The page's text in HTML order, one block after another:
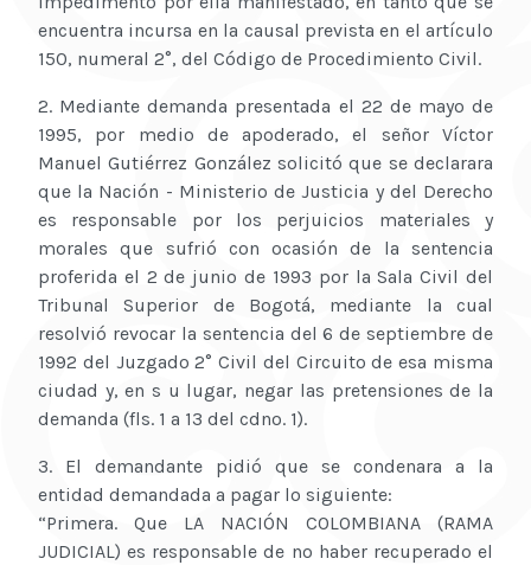
encuentra incursa en la causal prevista en el artículo
150, numeral 2°, del Código de Procedimiento Civil.
2. Mediante demanda presentada el 22 de mayo de
1995, por medio de apoderado, el señor Víctor
Manuel Gutiérrez González solicitó que se declarara
que la Nación - Ministerio de Justicia y del Derecho
es responsable por los perjuicios materiales y
morales que sufrió con ocasión de la sentencia
proferida el 2 de junio de 1993 por la Sala Civil del
Tribunal Superior de Bogotá, mediante la cual
resolvió revocar la sentencia del 6 de septiembre de
1992 del Juzgado 2° Civil del Circuito de esa misma
ciudad y, en s u lugar, negar las pretensiones de la
demanda (fls. 1 a 13 del cdno. 1).
3. El demandante pidió que se condenara a la
entidad demandada a pagar lo siguiente:
“Primera. Que LA NACIÓN COLOMBIANA (RAMA
JUDICIAL) es responsable de no haber recuperado el